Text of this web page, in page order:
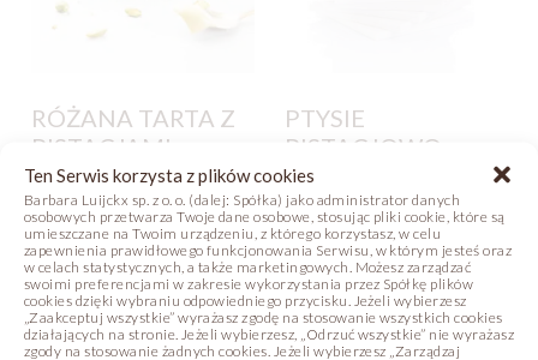
Ten Serwis korzysta z plików cookies
Barbara Luijckx sp. z o. o. (dalej: Spółka) jako administrator danych
osobowych przetwarza Twoje dane osobowe, stosując pliki cookie, które są
umieszczane na Twoim urządzeniu, z którego korzystasz, w celu
zapewnienia prawidłowego funkcjonowania Serwisu, w którym jesteś oraz
w celach statystycznych, a także marketingowych. Możesz zarządzać
swoimi preferencjami w zakresie wykorzystania przez Spółkę plików
cookies dzięki wybraniu odpowiedniego przycisku. Jeżeli wybierzesz
„Zaakceptuj wszystkie” wyrażasz zgodę na stosowanie wszystkich cookies
działających na stronie. Jeżeli wybierzesz, „Odrzuć wszystkie” nie wyrażasz
zgody na stosowanie żadnych cookies. Jeżeli wybierzesz „Zarządzaj
RÓŻANA TARTA Z
PISTACJAMI
Zdjęcie Receptura
PTYSIE
PISTACJOWO-
PORZECZKOWE
Zdjęcie Receptura